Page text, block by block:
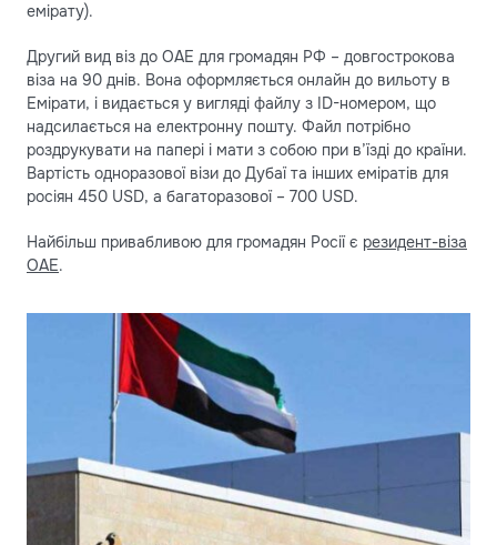
емірату).
Другий вид віз до ОАЕ для громадян РФ – довгострокова
віза на 90 днів. Вона оформляється онлайн до вильоту в
Емірати, і видається у вигляді файлу з ID-номером, що
надсилається на електронну пошту. Файл потрібно
роздрукувати на папері і мати з собою при в’їзді до країни.
Вартість одноразової візи до Дубаї та інших еміратів для
росіян 450 USD, а багаторазової – 700 USD.
Найбільш привабливою для громадян Росії є резидент-віза
ОАЕ.